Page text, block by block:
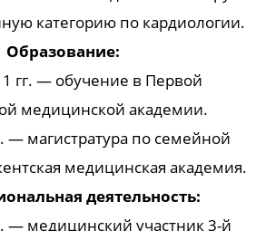
категорию по кардиологии.
Образование:
гг. — обучение в Первой
медицинской академии.
— магистратура по семейной
медицинская академия.
деятельность:
— медицинский участник 3-й